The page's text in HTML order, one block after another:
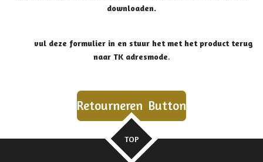
downloaden.
vul deze formulier in en stuur het met het product terug
naar TK adresmode.
Retourneren Button
TOP